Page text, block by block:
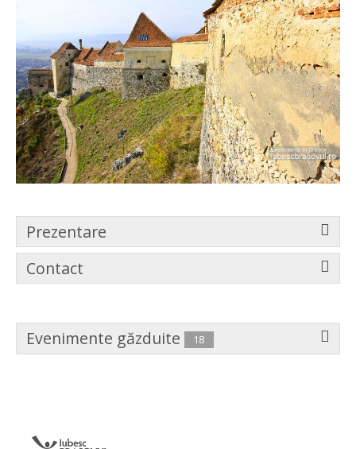
Prezentare
Contact
Evenimente găzduite 18